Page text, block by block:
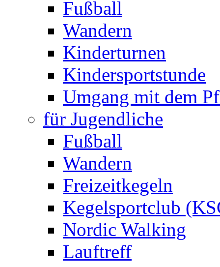
Fußball
Wandern
Kinderturnen
Kindersportstunde
Umgang mit dem
für Jugendliche
Fußball
Wandern
Freizeitkegeln
Kegelsportclub
Nordic Walking
Lauftreff